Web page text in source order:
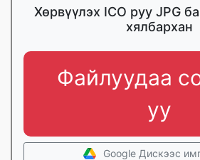
Хөрвүүлэх ICO руу JPG
хялбархан
Файлуудаа
уу
Google Дискээс